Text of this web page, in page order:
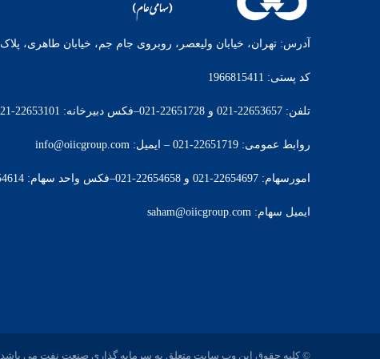
آدرس: تهران، خیابان ولیعصر، روبروی جام جم، خیابان طاهری، پلاک81
کد پستی: 1966815411
تلفن: 22653657-021 و 22651728-021–فکس دبیرخانه: 22653101-021
روابط عمومی: 22651719-021 – ایمیل: info@oiicgroup.com
امورسهام: 22654697-021 و 22654658-021–فکس واحد سهام: 22654614-021
ایمیل سهام: saham@oiicgroup.com
© کلیه حقوق این وب سایت متعلق به سرمایه گذاری صنعت نفت می باشد.